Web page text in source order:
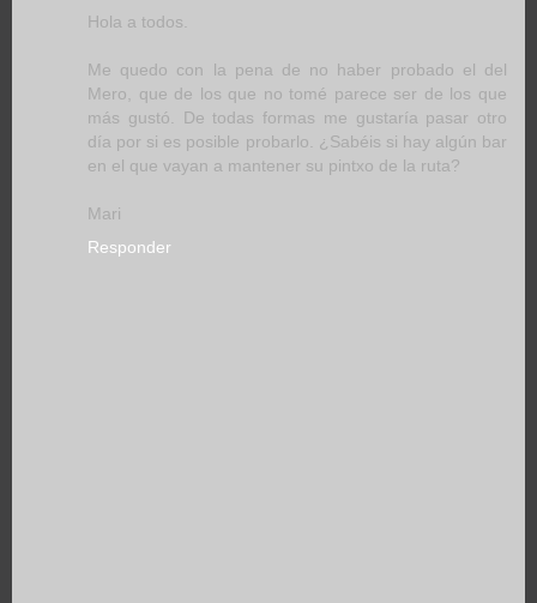
Hola a todos.
Me quedo con la pena de no haber probado el del
Mero, que de los que no tomé parece ser de los que
más gustó. De todas formas me gustaría pasar otro
día por si es posible probarlo. ¿Sabéis si hay algún bar
en el que vayan a mantener su pintxo de la ruta?
Mari
Responder